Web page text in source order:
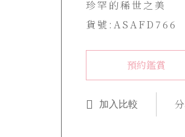
珍罕的稀世之美
貨號:ASAFD766
預約鑑賞
加入比較